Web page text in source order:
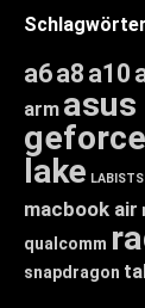
Schlagwörter
a6a8 a10
arm asus
geforce
lake LABISTS
macbook air
qualcomm
snapdragon